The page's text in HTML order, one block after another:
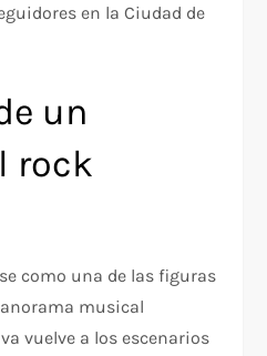
en la Ciudad de
un
rock
como una de las figuras
musical
vuelve a los escenarios